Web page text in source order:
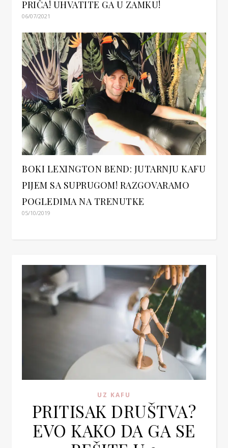
PRIČA! UHVATITE GA U ZAMKU!
06/07/2021
BOKI LEXINGTON BEND: JUTARNJU KAFU
PIJEM SA SUPRUGOM! RAZGOVARAMO
POGLEDIMA NA TRENUTKE
05/10/2019
UZ KAFU
PRITISAK DRUŠTVA?
EVO KAKO DA GA SE